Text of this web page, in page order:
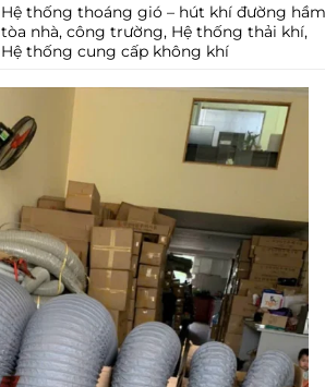
Hệ thống thoáng gió – hút khí đường
tòa nhà, công trường, Hệ thống thải khí,
Hệ thống cung cấp không khí